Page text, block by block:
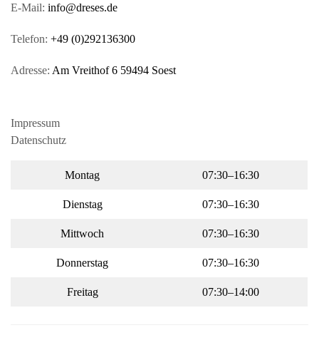
E-Mail: info@dreses.de
Telefon: +49 (0)292136300
Adresse: Am Vreithof 6 59494 Soest
Impressum
Datenschutz
Montag 07:30–16:30
Dienstag 07:30–16:30
Mittwoch 07:30–16:30
Donnerstag 07:30–16:30
Freitag 07:30–14:00